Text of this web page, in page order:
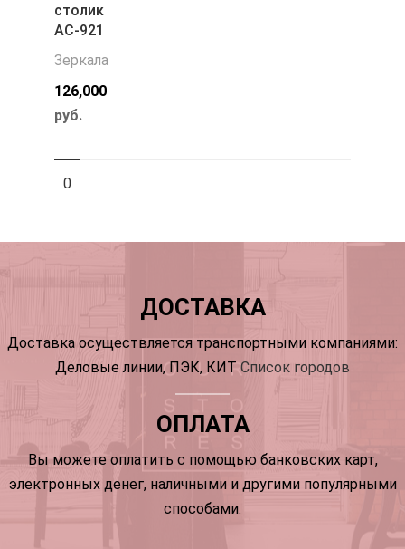
столик
АС-921
Зеркала
126,000
руб.
0
ДОСТАВКА
Доставка осуществляется транспортными компаниями:
Деловые линии, ПЭК, КИТ Список городов
ОПЛАТА
Вы можете оплатить с помощью банковских карт,
электронных денег, наличными и другими популярными
способами.